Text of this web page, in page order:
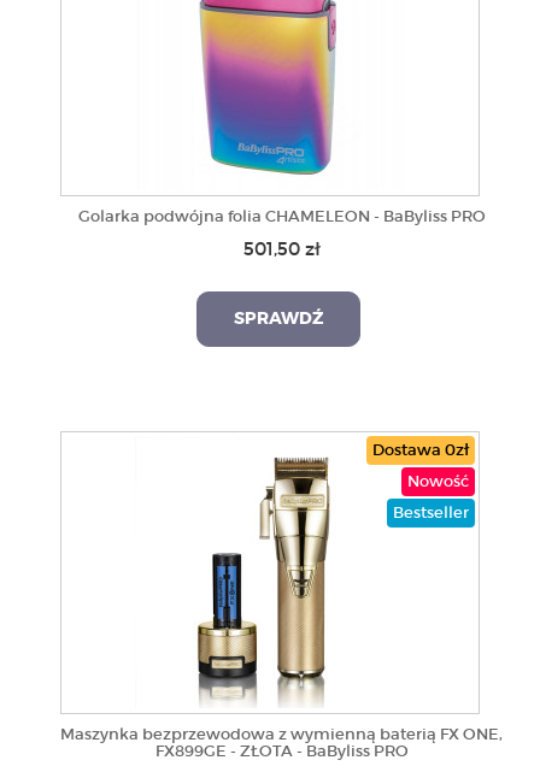
Golarka podwójna folia CHAMELEON - BaByliss PRO
501,50 zł
SPRAWDŹ
Dostawa 0zł
Nowość
Bestseller
Maszynka bezprzewodowa z wymienną baterią FX ONE,
FX899GE - ZŁOTA - BaByliss PRO